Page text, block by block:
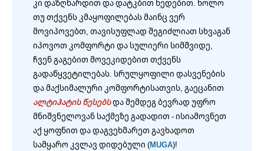
კი დაზღნარდით და დატკბით ხედებით. ხოლო
თუ თქვენს კმაყოფილებას მაინც ვერ
მოვიპოვებთ, თავისუფლად შეგიძლიათ სხვაგან
იპოვოთ კომფორტი და სულიერი სიმშვიდე,
ჩვენ გაგებით მოვეკიდებით თქვენს
გადაწყვეტილებას. სრულყოფილი დასვენების
და მაქსიმალური კომფორტისათვის, გაეცანით
ალტიჰატის წესებსდა შემდეგ ბევრად უფრო
მნიშვნელოვან საქმეზე გადადით - ისიამოვნეთ
აქ ყოფნით და დაგვეხმარეთ გავხადოთ
სამყარო კვლავ დიდებული (MUGA)!